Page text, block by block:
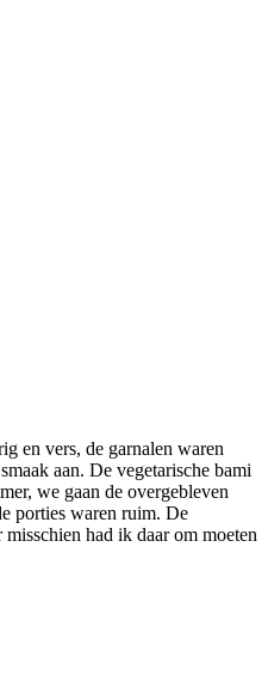
en vers, de garnalen waren
aan. De vegetarische bami
we gaan de overgebleven
porties waren ruim. De
had ik daar om moeten